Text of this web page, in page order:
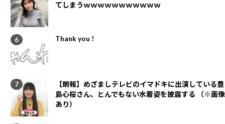
てしまうｗｗｗｗｗｗｗｗｗｗｗ
Thank you !
【朗報】めざましテレビのイマドキに出演している豊
島心桜さん、とんでもない水着姿を披露する （※画像
あり）